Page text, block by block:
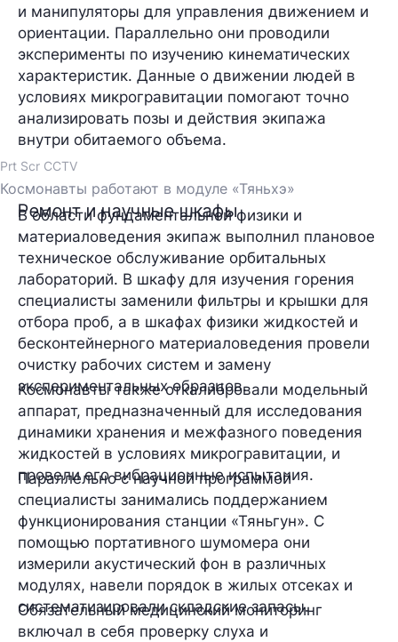
и манипуляторы для управления движением и
ориентации. Параллельно они проводили
эксперименты по изучению кинематических
характеристик. Данные о движении людей в
условиях микрогравитации помогают точно
анализировать позы и действия экипажа
внутри обитаемого объема.
Prt Scr CCTV
Космонавты работают в модуле «Тяньхэ»
Ремонт и научные шкафы
В области фундаментальной физики и
материаловедения экипаж выполнил плановое
техническое обслуживание орбитальных
лабораторий. В шкафу для изучения горения
специалисты заменили фильтры и крышки для
отбора проб, а в шкафах физики жидкостей и
бесконтейнерного материаловедения провели
очистку рабочих систем и замену
экспериментальных образцов.
Космонавты также откалибровали модельный
аппарат, предназначенный для исследования
динамики хранения и межфазного поведения
жидкостей в условиях микрогравитации, и
провели его вибрационные испытания.
Параллельно с научной программой
специалисты занимались поддержанием
функционирования станции «Тяньгун». С
помощью портативного шумомера они
измерили акустический фон в различных
модулях, навели порядок в жилых отсеках и
систематизировали складские запасы.
Обязательный медицинский мониторинг
включал в себя проверку слуха и